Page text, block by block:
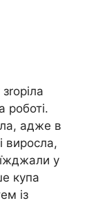
роботі.
адже в
виросла,
у
купа
із